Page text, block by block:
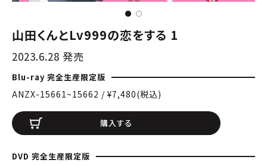
山田くんとLv999の恋をする 1
2023.6.28 発売
Blu-ray 完全生産限定版
ANZX-15661~15662 / ¥7,480(税込)
購入する
DVD 完全生産限定版